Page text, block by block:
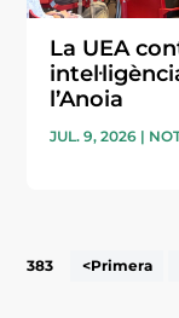
La UEA
l’Anoia
JUL. 9, 2026 |
383
<Primera